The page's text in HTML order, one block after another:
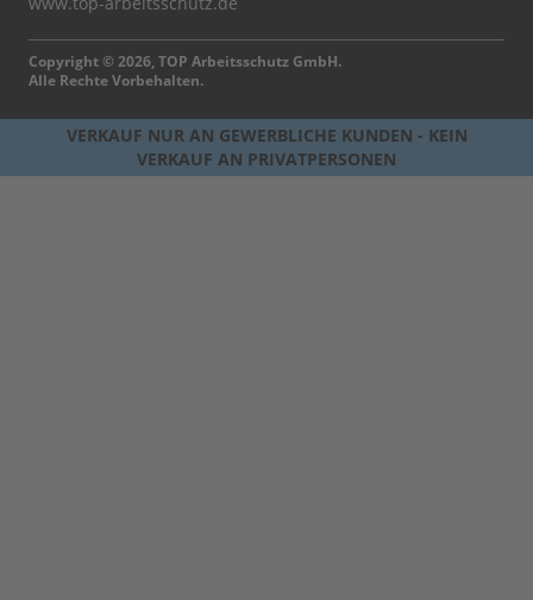
Copyright © 2026, TOP Arbeitsschutz GmbH.
Alle Rechte Vorbehalten.
VERKAUF NUR AN GEWERBLICHE KUNDEN - KEIN
VERKAUF AN PRIVATPERSONEN